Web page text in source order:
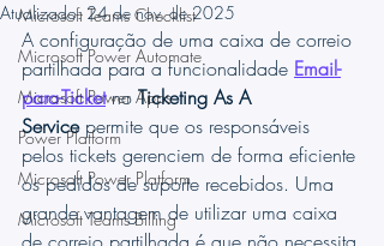
Microsoft Teams Checklist
Microsoft Power Automate
Microsoft Power Apps
Power Platform
Microsoft Power Platform
Microsoft Teams Billing
Atualizado: 24 de nov. de 2025
A configuração de uma caixa de correio
partilhada para a funcionalidade Email-
para-Ticket no Ticketing As A
Service permite que os responsáveis
pelos tickets gerenciem de forma eficiente
os pedidos de suporte recebidos. Uma
grande vantagem de utilizar uma caixa